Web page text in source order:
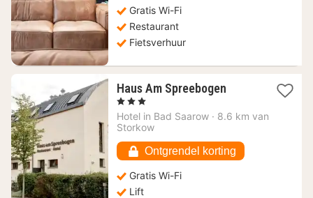
Gratis Wi-Fi
Restaurant
Fietsverhuur
Haus Am Spreebogen1
vanaf
, 3 Sterren
Hotel in Bad Saarow · 8.6 km van
Storkow
Ontgrendel korting
Gratis Wi-Fi
Lift